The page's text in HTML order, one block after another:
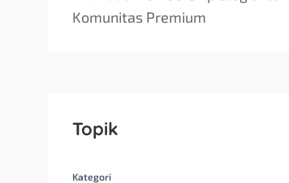
Komunitas Premium
Topik
Kategori